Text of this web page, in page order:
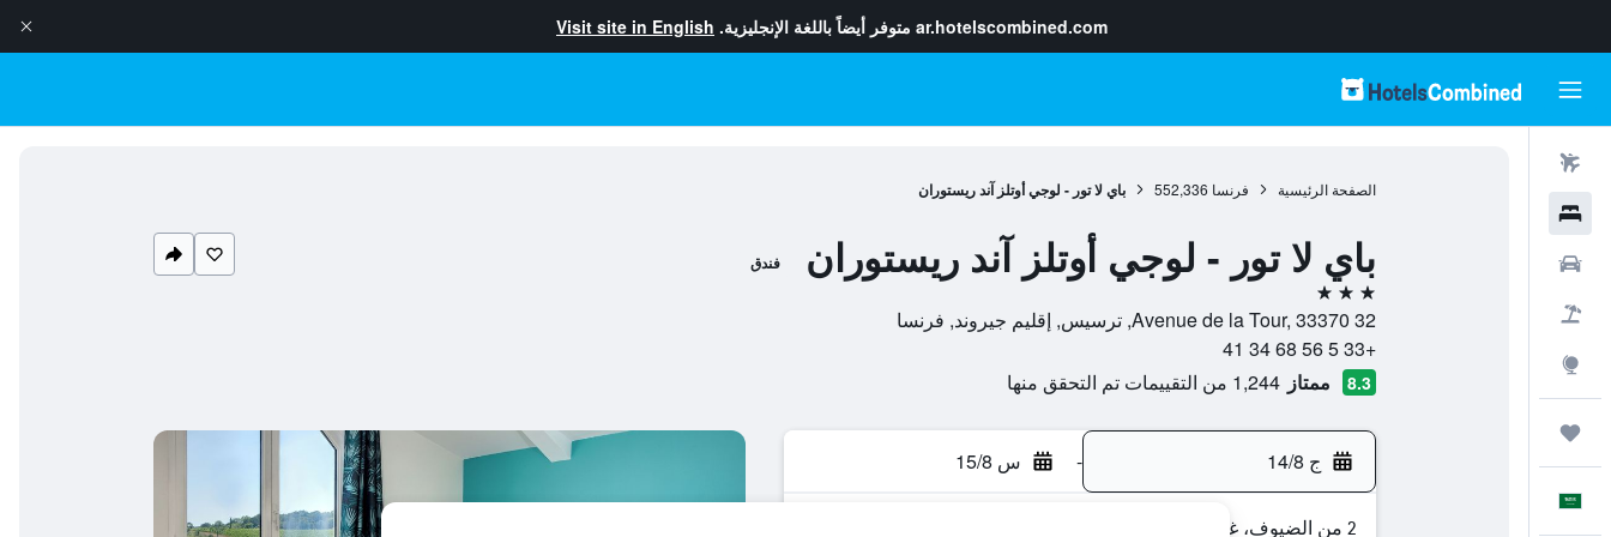
ar.hotelscombined.com متوفر أيضاً باللغة الإنجليزية. Visit site in English
الصفحة الرئيسية فرنسا 552,336 باي لا تور - لوجي أوتلز آند ريستوران
باي لا تور - لوجي أوتلز آند ريستوران فندق
3 نجوم
32 Avenue de la Tour, 33370, ترسيس, إقليم جيروند, فرنسا
+33 5 56 68 34 41
8.3 ممتاز 1,244 من التقييمات تم التحقق منها
ج 14/8 - س 15/8
2 من الضيوف، غرفة واحدة